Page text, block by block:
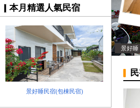
本月精選人氣民宿
景好睡民宿(包棟民宿)
景好睡